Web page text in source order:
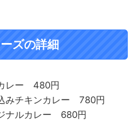
ズの詳細
レー 480円
みチキンカレー 780円
ナルカレー 680円